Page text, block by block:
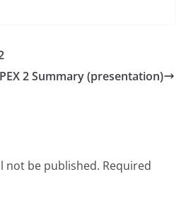
2 Summary (presentation)
not be published. Required